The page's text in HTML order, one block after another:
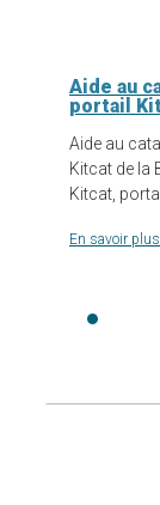
Aide au
portail
Aide au
Kitcat de la
Kitcat,
En savoir plus